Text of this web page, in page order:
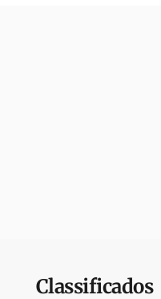
Classificados